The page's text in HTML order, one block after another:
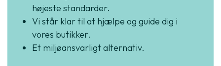
højeste standarder.
Vi står klar til at hjælpe og guide dig i
vores butikker.
Et miljøansvarligt alternativ.